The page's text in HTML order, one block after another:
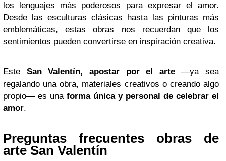
los lenguajes más poderosos para expresar el amor.
Desde las esculturas clásicas hasta las pinturas más
emblemáticas, estas obras nos recuerdan que los
sentimientos pueden convertirse en inspiración creativa.
Este San Valentín, apostar por el arte—ya sea
regalando una obra, materiales creativos o creando algo
propio— es una forma única y personal de celebrar el
amor.
Preguntas frecuentes obras de
arte San Valentín